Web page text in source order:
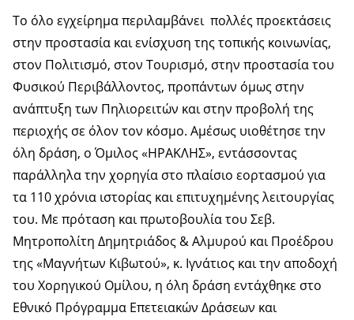
Το όλο εγχείρημα περιλαμβάνει πολλές προεκτάσεις
στην προστασία και ενίσχυση της τοπικής κοινωνίας,
στον Πολιτισμό, στον Τουρισμό, στην προστασία του
Φυσικού Περιβάλλοντος, προπάντων όμως στην
ανάπτυξη των Πηλιορειτών και στην προβολή της
περιοχής σε όλον τον κόσμο. Αμέσως υιοθέτησε την
όλη δράση, ο Όμιλος «ΗΡΑΚΛΗΣ», εντάσσοντας
παράλληλα την χορηγία στο πλαίσιο εορτασμού για
τα 110 χρόνια ιστορίας και επιτυχημένης λειτουργίας
του. Με πρόταση και πρωτοβουλία του Σεβ.
Μητροπολίτη Δημητριάδος & Αλμυρού και Προέδρου
της «Μαγνήτων Κιβωτού», κ. Ιγνάτιος και την αποδοχή
του Χορηγικού Ομίλου, η όλη δράση εντάχθηκε στο
Εθνικό Πρόγραμμα Επετειακών Δράσεων και